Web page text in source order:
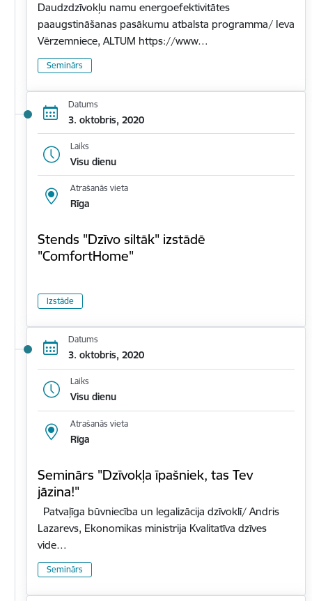
Daudzdzīvokļu namu energoefektivitātes
paaugstināšanas pasākumu atbalsta programma/ Ieva
Vērzemniece, ALTUM https://www…
Seminārs
Datums
3. oktobris, 2020
Laiks
Visu dienu
Atrašanās vieta
Rīga
Stends "Dzīvo siltāk" izstādē
"ComfortHome"
Izstāde
Datums
3. oktobris, 2020
Laiks
Visu dienu
Atrašanās vieta
Rīga
Seminārs "Dzīvokļa īpašniek, tas Tev
jāzina!"
Patvaļīga būvniecība un legalizācija dzīvoklī/ Andris
Lazarevs, Ekonomikas ministrija Kvalitatīva dzīves
vide…
Seminārs